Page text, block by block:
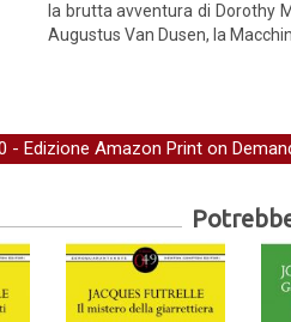
la brutta avventura di Dorothy
Augustus Van Dusen, la
- Edizione Amazon Print on